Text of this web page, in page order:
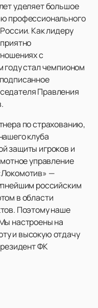
уделяет большое
профессионального
Как лидеру
с
году стал чемпионом
Правления
по страхованию,
клуба
защиты игроков и
управление
—
российским
в области
Поэтому наше
настроены на
и высокую отдачу
ФК